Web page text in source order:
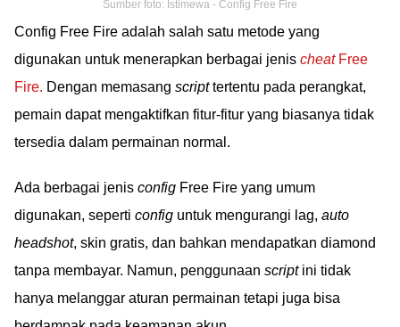
Sumber foto: Istimewa - Config Free Fire
Config Free Fire adalah salah satu metode yang
digunakan untuk menerapkan berbagai jenis cheatFree
Fire. Dengan memasang scripttertentu pada perangkat,
pemain dapat mengaktifkan fitur-fitur yang biasanya tidak
tersedia dalam permainan normal.
Ada berbagai jenis config Free Fire yang umum
digunakan, seperti config untuk mengurangi lag, auto
headshot, skin gratis, dan bahkan mendapatkan diamond
tanpa membayar. Namun, penggunaan scriptini tidak
hanya melanggar aturan permainan tetapi juga bisa